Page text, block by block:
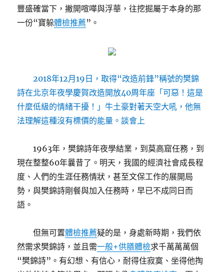
豐盛確當下，撇開喧嘩與浮華，往挖掘屬于本身的那
一份“寶躲體檢推薦”。
2018年12月19日，取得“改造前鋒”稱號的樊錦
詩在北京年夜學慶賀改造開放40周年座「可惡！這是
什麼低級的情緒干擾！」牛土豪對著天空大吼，他無
法理解這種沒有標價的能量。談會上
1963年，樊錦詩年夜學結業，到莫高窟任務，到
現在整整60年曩昔了。明天，我國的經濟社會成長程
度、人們的生涯任務情狀，甚至文保工作的展開局
勢，與樊錦詩剛餐與加入任務時，早已不成同日而
語。
但無可置體檢推薦疑的是，身處新時期，我們依
然需求樊錦詩，並且需一般+供膳體檢求千萬萬萬個
“樊錦詩”。有幻想、有信心，耐得住寂寞、坐得他掏